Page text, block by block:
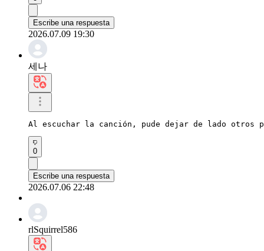
Escribe una respuesta
2026.07.09 19:30
세나
Al escuchar la canción, pude dejar de lado otros
0
Escribe una respuesta
2026.07.06 22:48
rlSquirrel586